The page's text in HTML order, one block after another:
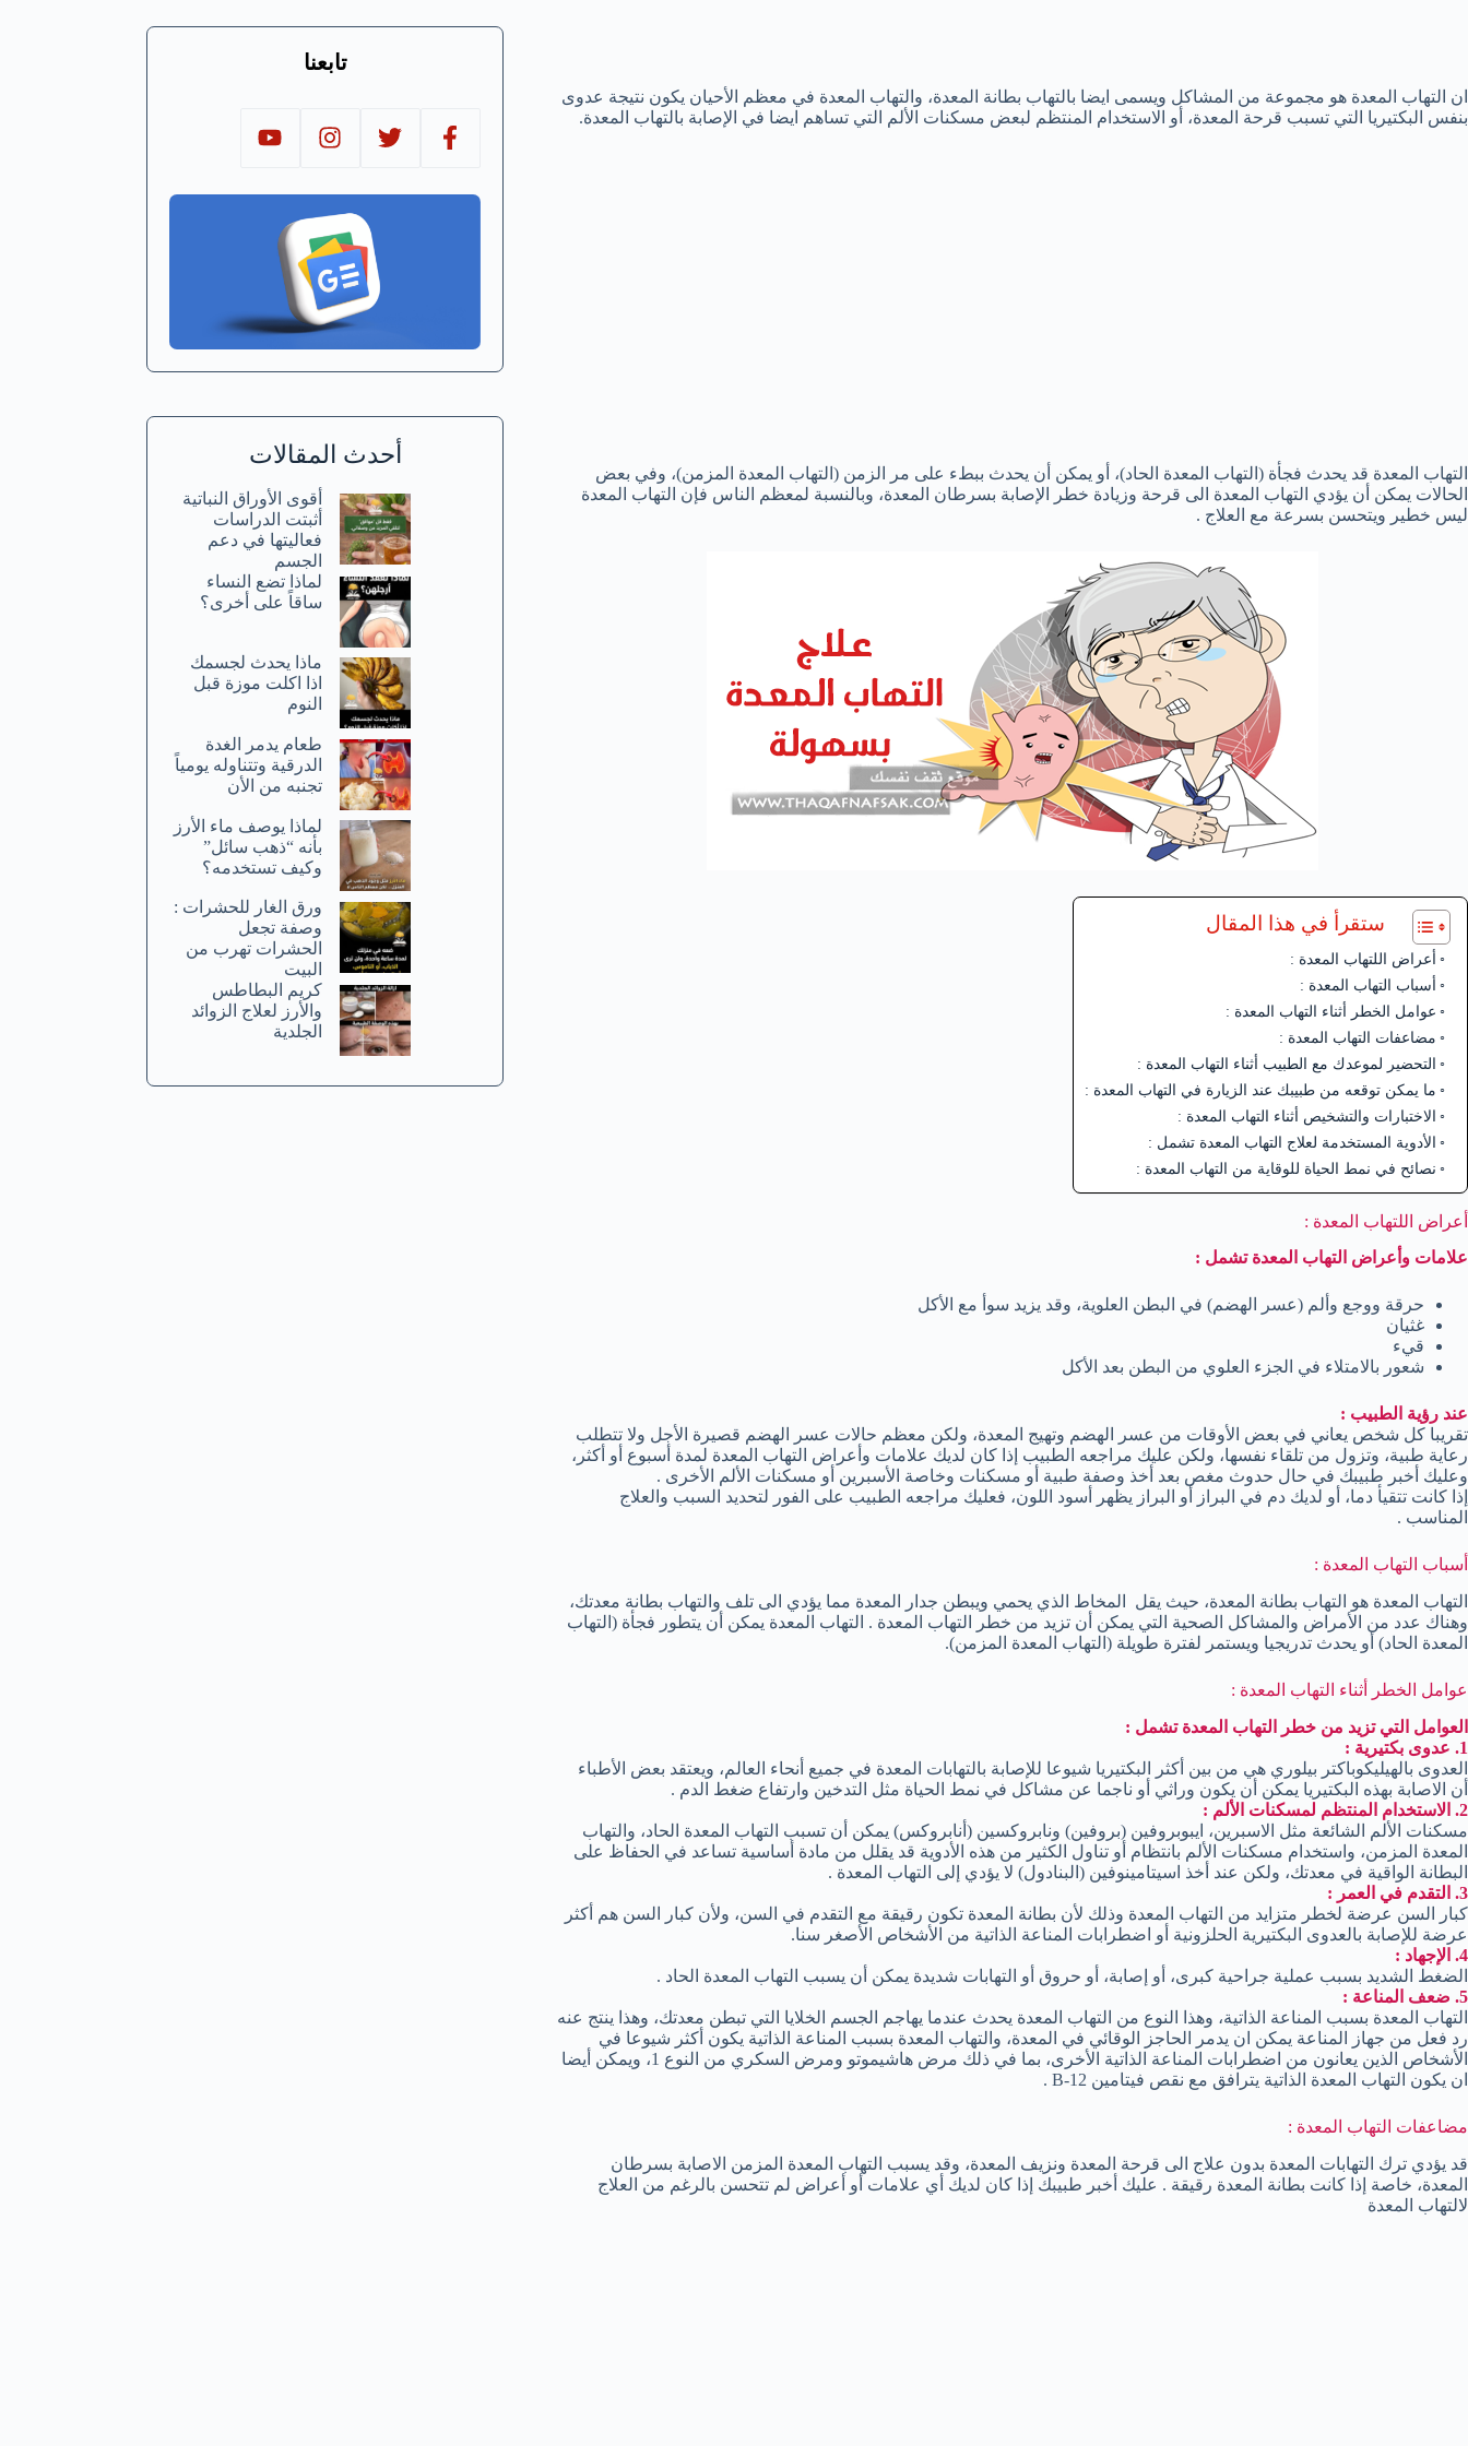
ان التهاب المعدة هو مجموعة من المشاكل ويسمى ايضا بالتهاب بطانة المعدة، والتهاب المعدة في معظم الأحيان يكون نتيجة عدوى
بنفس البكتيريا التي تسبب قرحة المعدة، أو الاستخدام المنتظم لبعض مسكنات الألم التي تساهم ايضا في الإصابة بالتهاب المعدة.
التهاب المعدة قد يحدث فجأة (التهاب المعدة الحاد)، أو يمكن أن يحدث ببطء على مر الزمن (التهاب المعدة المزمن)، وفي بعض
الحالات يمكن أن يؤدي التهاب المعدة الى قرحة وزيادة خطر الإصابة بسرطان المعدة، وبالنسبة لمعظم الناس فإن التهاب المعدة
ليس خطير ويتحسن بسرعة مع العلاج .
ستقرأ في هذا المقال
أعراض اللتهاب المعدة :
أسباب التهاب المعدة :
عوامل الخطر أثناء التهاب المعدة :
مضاعفات التهاب المعدة :
التحضير لموعدك مع الطبيب أثناء التهاب المعدة :
ما يمكن توقعه من طبيبك عند الزيارة في التهاب المعدة :
الاختبارات والتشخيص أثناء التهاب المعدة :
الأدوية المستخدمة لعلاج التهاب المعدة تشمل :
نصائح في نمط الحياة للوقاية من التهاب المعدة :
أعراض اللتهاب المعدة :
علامات وأعراض التهاب المعدة تشمل :
حرقة ووجع وألم (عسر الهضم) في البطن العلوية، وقد يزيد سوأ مع الأكل
غثيان
قيء
شعور بالامتلاء في الجزء العلوي من البطن بعد الأكل
عند رؤية الطبيب :
تقريبا كل شخص يعاني في بعض الأوقات من عسر الهضم وتهيج المعدة، ولكن معظم حالات عسر الهضم قصيرة الأجل ولا تتطلب
رعاية طبية، وتزول من تلقاء نفسها، ولكن عليك مراجعه الطبيب إذا كان لديك علامات وأعراض التهاب المعدة لمدة أسبوع أو أكثر،
وعليك أخبر طبيبك في حال حدوث مغص بعد أخذ وصفة طبية أو مسكنات وخاصة الأسبرين أو مسكنات الألم الأخرى .
إذا كانت تتقيأ دما، أو لديك دم في البراز أو البراز يظهر أسود اللون، فعليك مراجعه الطبيب على الفور لتحديد السبب والعلاج
المناسب .
أسباب التهاب المعدة :
التهاب المعدة هو التهاب بطانة المعدة، حيث يقل المخاط الذي يحمي ويبطن جدار المعدة مما يؤدي الى تلف والتهاب بطانة معدتك،
وهناك عدد من الأمراض والمشاكل الصحية التي يمكن أن تزيد من خطر التهاب المعدة . التهاب المعدة يمكن أن يتطور فجأة (التهاب
المعدة الحاد) أو يحدث تدريجيا ويستمر لفترة طويلة (التهاب المعدة المزمن).
عوامل الخطر أثناء التهاب المعدة :
العوامل التي تزيد من خطر التهاب المعدة تشمل :
1. عدوى بكتيرية :
العدوى بالهيليكوباكتر بيلوري هي من بين أكثر البكتيريا شيوعا للإصابة بالتهابات المعدة في جميع أنحاء العالم، ويعتقد بعض الأطباء
أن الاصابة بهذه البكتيريا يمكن أن يكون وراثي أو ناجما عن مشاكل في نمط الحياة مثل التدخين وارتفاع ضغط الدم .
2. الاستخدام المنتظم لمسكنات الألم :
مسكنات الألم الشائعة مثل الاسبرين، ايبوبروفين (بروفين) ونابروكسين (أنابروكس) يمكن أن تسبب التهاب المعدة الحاد، والتهاب
المعدة المزمن، واستخدام مسكنات الألم بانتظام أو تناول الكثير من هذه الأدوية قد يقلل من مادة أساسية تساعد في الحفاظ على
البطانة الواقية في معدتك، ولكن عند أخذ اسيتامينوفين (البنادول) لا يؤدي إلى التهاب المعدة .
3. التقدم في العمر :
كبار السن عرضة لخطر متزايد من التهاب المعدة وذلك لأن بطانة المعدة تكون رقيقة مع التقدم في السن، ولأن كبار السن هم أكثر
عرضة للإصابة بالعدوى البكتيرية الحلزونية أو اضطرابات المناعة الذاتية من الأشخاص الأصغر سنا.
4. الإجهاد :
الضغط الشديد بسبب عملية جراحية كبرى، أو إصابة، أو حروق أو التهابات شديدة يمكن أن يسبب التهاب المعدة الحاد .
5. ضعف المناعة :
التهاب المعدة بسبب المناعة الذاتية، وهذا النوع من التهاب المعدة يحدث عندما يهاجم الجسم الخلايا التي تبطن معدتك، وهذا ينتج عنه
رد فعل من جهاز المناعة يمكن ان يدمر الحاجز الوقائي في المعدة، والتهاب المعدة بسبب المناعة الذاتية يكون أكثر شيوعا في
الأشخاص الذين يعانون من اضطرابات المناعة الذاتية الأخرى، بما في ذلك مرض هاشيموتو ومرض السكري من النوع 1، ويمكن أيضا
ان يكون التهاب المعدة الذاتية يترافق مع نقص فيتامين B-12 .
مضاعفات التهاب المعدة :
قد يؤدي ترك التهابات المعدة بدون علاج الى قرحة المعدة ونزيف المعدة، وقد يسبب التهاب المعدة المزمن الاصابة بسرطان
المعدة، خاصة إذا كانت بطانة المعدة رقيقة . عليك أخبر طبيبك إذا كان لديك أي علامات أو أعراض لم تتحسن بالرغم من العلاج
لالتهاب المعدة
تابعنا
أحدث المقالات
أقوى الأوراق النباتية
أثبتت الدراسات
فعاليتها في دعم
الجسم
لماذا تضع النساء
ساقاً على أخرى؟
ماذا يحدث لجسمك
اذا اكلت موزة قبل
النوم
طعام يدمر الغدة
الدرقية وتتناوله يومياً
تجنبه من الأن
لماذا يوصف ماء الأرز
بأنه “ذهب سائل”
وكيف تستخدمه؟
ورق الغار للحشرات :
وصفة تجعل
الحشرات تهرب من
البيت
كريم البطاطس
والأرز لعلاج الزوائد
الجلدية